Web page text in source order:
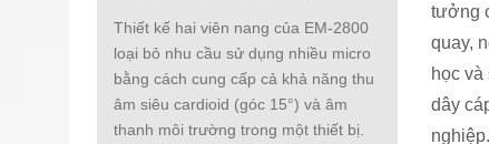
Thiết kế hai viên nang của EM-2800
loại bỏ nhu cầu sử dụng nhiều micro
bằng cách cung cấp cả khả năng thu
âm siêu cardioid (góc 15°) và âm
thanh môi trường trong một thiết bị.
tưởng
quay,
học
dây
nghiệp.